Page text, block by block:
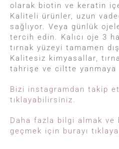
olarak biotin ve keratin
Kaliteli ürünler, uzun
sağlıyor. Veya günlük
tercih edin. Kalıcı oje 3
tırnak yüzeyi tamamen
Kalitesiz kimyasallar,
tahrişe ve ciltte yanmaya
Bizi instagramdan takip
tıklayabilirsiniz.
Daha fazla bilgi almak ve
geçmek için burayı